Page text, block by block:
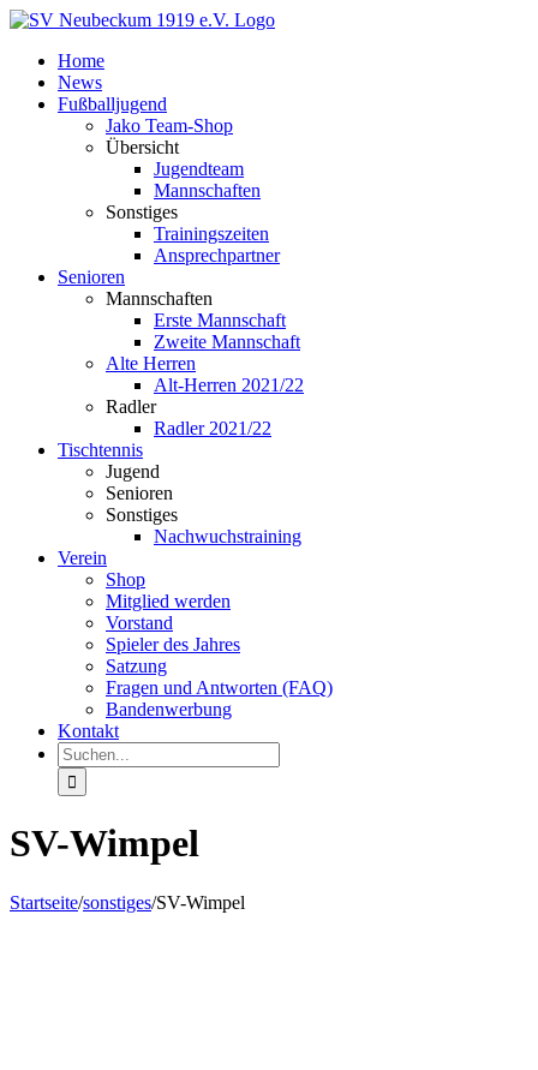
Zum
springenHome
News
Fußballjugend
Jako Team-Shop
Übersicht
Jugendteam
Mannschaften
Sonstiges
Trainingszeiten
Ansprechpartner
Senioren
Mannschaften
Erste Mannschaft
Zweite Mannschaft
Alte Herren
Alt-Herren 2021/22
Radler
Radler 2021/22
Tischtennis
Jugend
Senioren
Sonstiges
Nachwuchstraining
Verein
Shop
Mitglied werden
Vorstand
Spieler des Jahres
Satzung
Fragen und Antworten (FAQ)
Bandenwerbung
Kontakt
Suche
nach:
SV-Wimpel
Startseite/sonstiges/SV-Wimpel